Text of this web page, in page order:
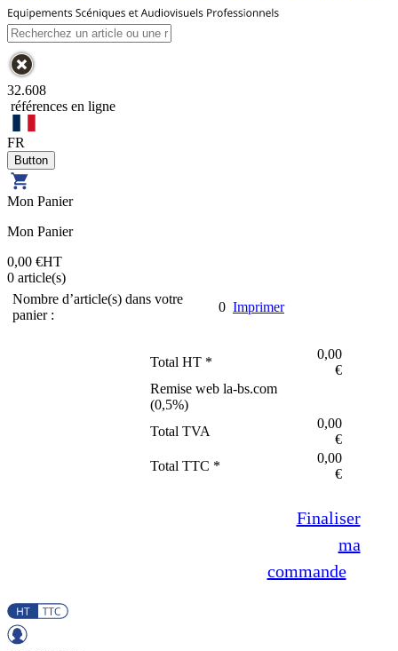
32.608
références en ligne
FR
Mon Panier
Mon Panier
0,00 €HT
0 article(s)
Nombre d’article(s) dans votre
panier :
0 Imprimer
Total HT *
0,00
€
Remise web la-bs.com
(0,5%)
Total TVA
0,00
€
Total TTC *
0,00
€
Finaliser
ma
commande